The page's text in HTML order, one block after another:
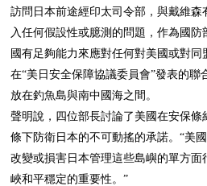
訪問日本前途經印太司令部，與戴維
入任何假設性或臆測的問題，作為國
國有足夠能力來應對任何對美國或對同
在“美日安全保障協議委員會”發表的聯
放在釣魚島與南中國海之間。
聲明說，四位部長討論了美國在安保條
條下防衛日本的不可動搖的承諾。“美
改變或損害日本管理這些島嶼的單方
峽和平穩定的重要性。”